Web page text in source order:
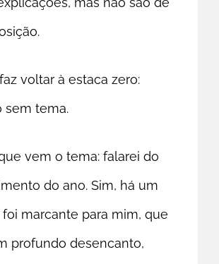
voltar à estaca zero:
sem tema.
vem o tema: falarei do
do ano. Sim, há um
marcante para mim, que
profundo desencanto,